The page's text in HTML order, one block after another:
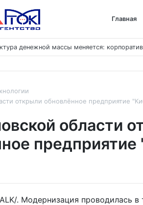
Главная
денежной массы меняется:
открыли обновлённое предприятие
области
предприятие
. Модернизация проводилась в